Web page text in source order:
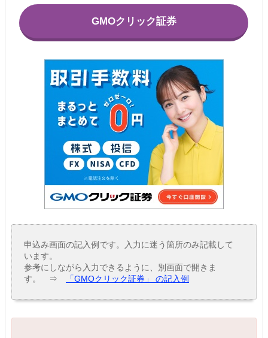
GMOクリック証券
申込み画面の記入例です。入力に迷う箇所のみ記載して
います。
参考にしながら入力できるように、別画面で開きま
す。 ⇒
「GMOクリック証券」 の記入例